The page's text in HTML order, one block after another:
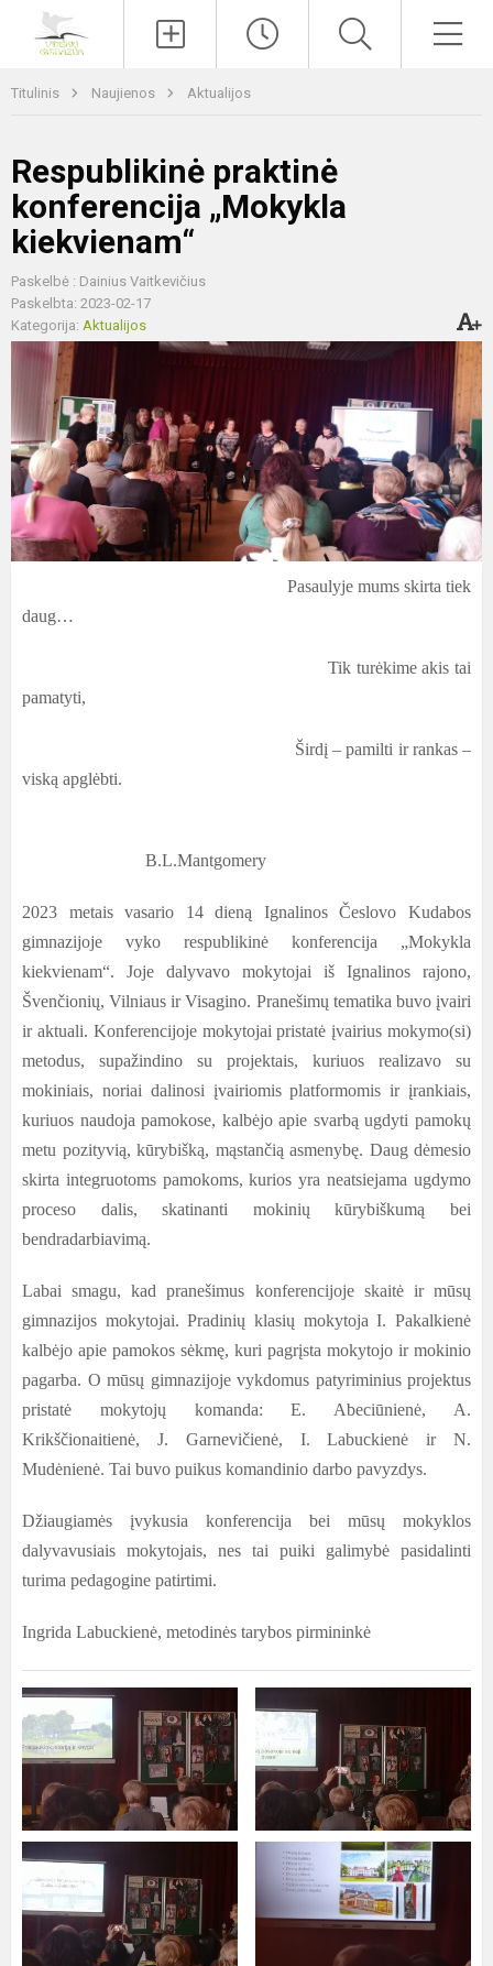
Titulinis Naujienos Aktualijos
Respublikinė praktinė
konferencija „Mokykla
kiekvienam“
Paskelbė : Dainius Vaitkevičius
Paskelbta: 2023-02-17
Kategorija: Aktualijos
Pasaulyje mums skirta tiek
daug…
Tik turėkime akis tai
pamatyti,
Širdį – pamilti ir rankas –
viską apglėbti.
B.L.Mantgomery
2023 metais vasario 14 dieną Ignalinos Česlovo Kudabos
gimnazijoje vyko respublikinė konferencija „Mokykla
kiekvienam“. Joje dalyvavo mokytojai iš Ignalinos rajono,
Švenčionių, Vilniaus ir Visagino. Pranešimų tematika buvo įvairi
ir aktuali. Konferencijoje mokytojai pristatė įvairius mokymo(si)
metodus, supažindino su projektais, kuriuos realizavo su
mokiniais, noriai dalinosi įvairiomis platformomis ir įrankiais,
kuriuos naudoja pamokose, kalbėjo apie svarbą ugdyti pamokų
metu pozityvią, kūrybišką, mąstančią asmenybę. Daug dėmesio
skirta integruotoms pamokoms, kurios yra neatsiejama ugdymo
proceso dalis, skatinanti mokinių kūrybiškumą bei
bendradarbiavimą.
Labai smagu, kad pranešimus konferencijoje skaitė ir mūsų
gimnazijos mokytojai. Pradinių klasių mokytoja I. Pakalkienė
kalbėjo apie pamokos sėkmę, kuri pagrįsta mokytojo ir mokinio
pagarba. O mūsų gimnazijoje vykdomus patyriminius projektus
pristatė mokytojų komanda: E. Abeciūnienė, A.
Krikščionaitienė, J. Garnevičienė, I. Labuckienė ir N.
Mudėnienė. Tai buvo puikus komandinio darbo pavyzdys.
Džiaugiamės įvykusia konferencija bei mūsų mokyklos
dalyvavusiais mokytojais, nes tai puiki galimybė pasidalinti
turima pedagogine patirtimi.
Ingrida Labuckienė, metodinės tarybos pirmininkė